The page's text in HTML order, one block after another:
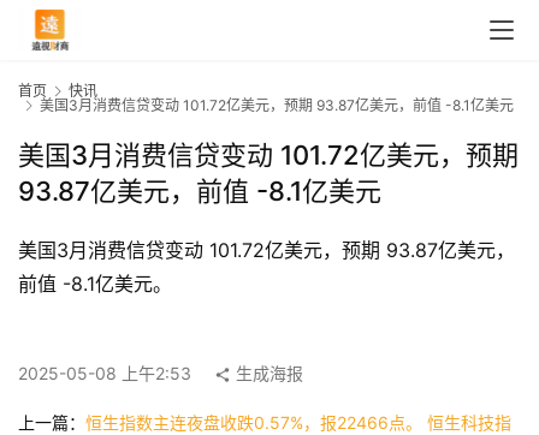
页
首页
快讯
美国3月消费信贷变动 101.72亿美元，预期 93.87亿美元，前值 -8.1亿美元
美国3月消费信贷变动 101.72亿美元，预期
93.87亿美元，前值 -8.1亿美元
美国3月消费信贷变动 101.72亿美元，预期 93.87亿美元，
前值 -8.1亿美元。
2025-05-08 上午2:53 生成海报
上一篇： 恒生指数主连夜盘收跌0.57%，报22466点。 恒生科技指